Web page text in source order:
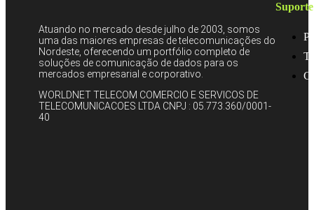
Atuando no mercado desde julho de 2003, somos
uma das maiores empresas de telecomunicações do
Nordeste, oferecendo um portfólio completo de
soluções de comunicação de dados para os
mercados empresarial e corporativo.
WORLDNET TELECOM COMERCIO E SERVICOS DE
TELECOMUNICACOES LTDA CNPJ : 05.773.360/0001-
40
Suporte